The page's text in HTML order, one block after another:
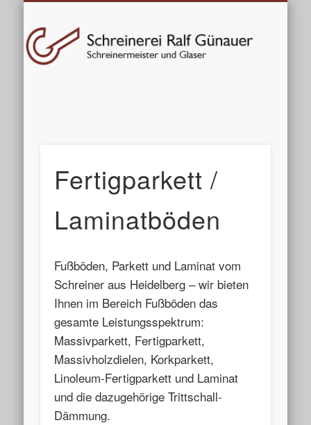
Fertigparkett /
Laminatböden
Fußböden, Parkett und Laminat vom
Schreiner aus Heidelberg – wir bieten
Ihnen im Bereich Fußböden das
gesamte Leistungsspektrum:
Massivparkett, Fertigparkett,
Massivholzdielen, Korkparkett,
Linoleum-Fertigparkett und Laminat
und die dazugehörige Trittschall-
Dämmung.